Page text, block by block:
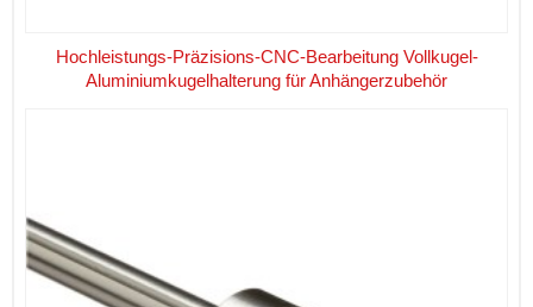
Hochleistungs-Präzisions-CNC-Bearbeitung Vollkugel-
Aluminiumkugelhalterung für Anhängerzubehör